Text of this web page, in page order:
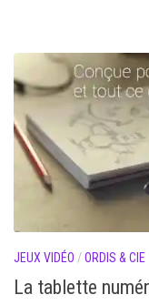
JEUX VIDÉO /ORDIS & CIE
La tablette